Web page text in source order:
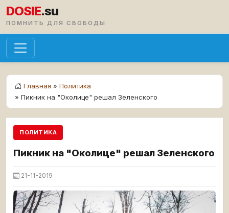
DOSIE.su
ПОМНИТЬ ДЛЯ СВОБОДЫ
Главная » Политика
» Пикник на "Околице" решал Зеленского
ПОЛИТИКА
Пикник на "Околице" решал Зеленского
21-11-2019